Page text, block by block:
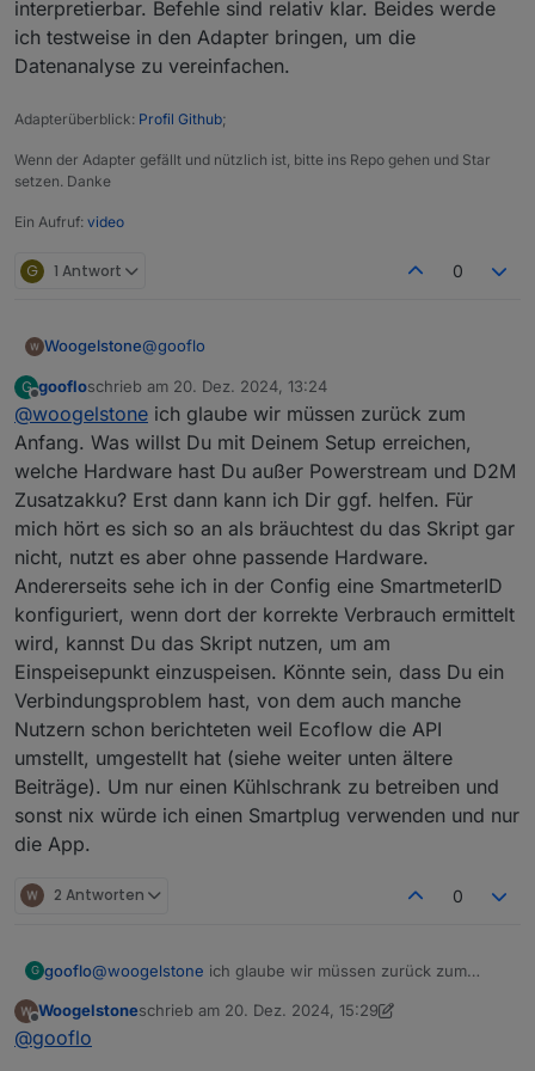
interpretierbar. Befehle sind relativ klar. Beides werde
ich testweise in den Adapter bringen, um die
Datenanalyse zu vereinfachen.
Adapterüberblick: Profil Github;
Wenn der Adapter gefällt und nützlich ist, bitte ins Repo gehen und Star
setzen. Danke
Ein Aufruf: video
G 1 Antwort 0
Woogelstone@gooflo
ich habe ja den Powerstream und als Akku den
Delta2 Max ZUSATZAKKU , ohne MASTER
DELTA2.
Ich habe als Last in der App 50 Watt dauerlast
eingestellt und Stromversorgungsmodus ->
Stromversorgung prio. eingestellt.
Wenn es jetzt zum Abend geht und die Zellen
keine Spannung mehr liefern geht der
Powerstream aus !
Er schaltet sich ab , ob wohl der Akku Strom
bringt , man kann es ja auf der App sehen .
Also auch keine Benutzung der Gespeicherten
Energie in der Nacht und das Bier im
Kühlschrank wird warm :(
Ich habe den Support schon angeschrieben ,
aber helfen kann der auch nicht .
Kann man im Script was einstellen das der
Powerstream nicht ausgeht sonder sich durch
den Akku am Leben hält ?
Was mir auffällt , der Skript läuft , aber wer hat
jetzt Vorrang ? Die APP oder der Skript
Ich finde da meine Growatt Insel Lösung besser ,
aufbauen und los.
NACHTRAG:
Mir ist aufgefallen das die Daten in IOBrocker
oder Home Assistant nur neu eingelesen werden
wenn die App auf dem Handy an ist !!
Mach ich sie aus gibt es keine neuen Daten .
G goofloschrieb am 20. Dez. 2024, 13:24
zuletzt editiert von
@woogelstone ich glaube wir müssen zurück zum
Anfang. Was willst Du mit Deinem Setup erreichen,
welche Hardware hast Du außer Powerstream und D2M
Zusatzakku? Erst dann kann ich Dir ggf. helfen. Für
mich hört es sich so an als bräuchtest du das Skript gar
nicht, nutzt es aber ohne passende Hardware.
Andererseits sehe ich in der Config eine SmartmeterID
konfiguriert, wenn dort der korrekte Verbrauch ermittelt
wird, kannst Du das Skript nutzen, um am
Einspeisepunkt einzuspeisen. Könnte sein, dass Du ein
Verbindungsproblem hast, von dem auch manche
Nutzern schon berichteten weil Ecoflow die API
umstellt, umgestellt hat (siehe weiter unten ältere
Beiträge). Um nur einen Kühlschrank zu betreiben und
sonst nix würde ich einen Smartplug verwenden und nur
die App.
2 Antworten 0
G gooflo@woogelstone ich glaube wir müssen zurück zum
welche Hardware hast Du außer Powerstream und D2M
Offline
Woogelstoneschrieb am 20. Dez. 2024, 15:29
zuletzt editiert von Woogelstone
@gooflo